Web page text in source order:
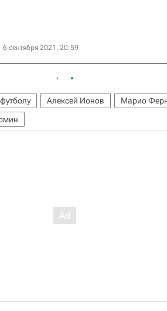
6 сентября 2021, 20:59
Алексей Ионов
Марио